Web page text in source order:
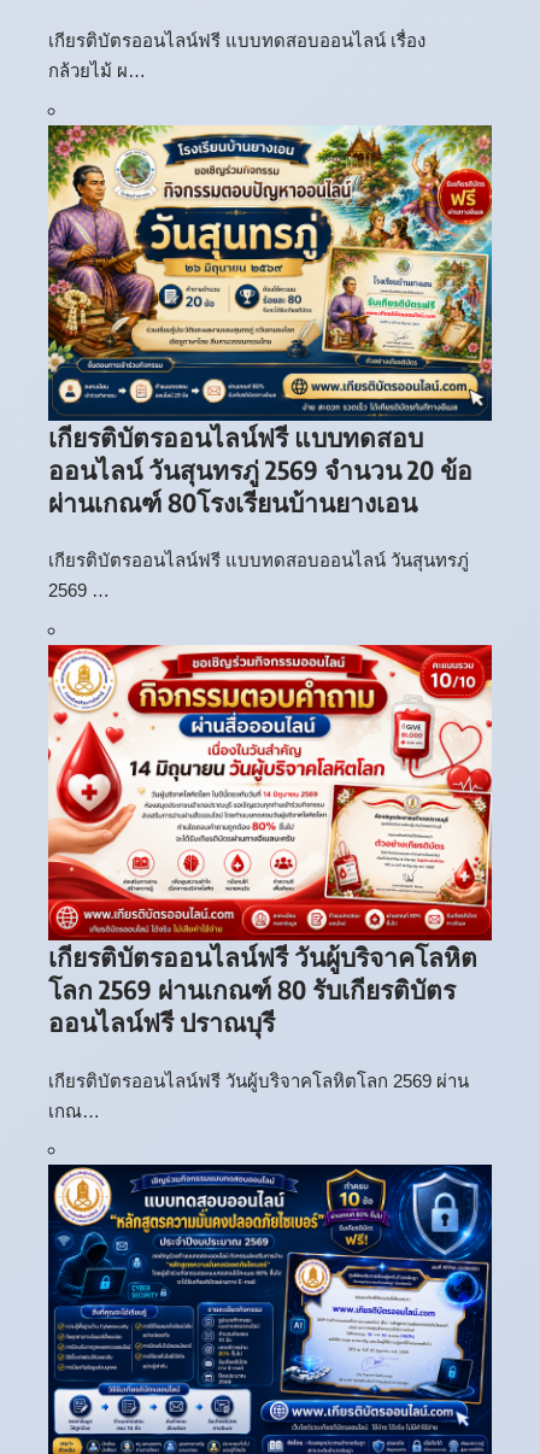
เกียรติบัตรออนไลน์ฟรี แบบทดสอบออนไลน์ เรื่อง
กล้วยไม้ ผ…
เกียรติบัตรออนไลน์ฟรี แบบทดสอบ
ออนไลน์ วันสุนทรภู่ 2569 จำนวน 20 ข้อ
ผ่านเกณฑ์ 80โรงเรียนบ้านยางเอน
เกียรติบัตรออนไลน์ฟรี แบบทดสอบออนไลน์ วันสุนทรภู่
2569 …
เกียรติบัตรออนไลน์ฟรี วันผู้บริจาคโลหิต
โลก 2569 ผ่านเกณฑ์ 80 รับเกียรติบัตร
ออนไลน์ฟรี ปราณบุรี
เกียรติบัตรออนไลน์ฟรี วันผู้บริจาคโลหิตโลก 2569 ผ่าน
เกณ…